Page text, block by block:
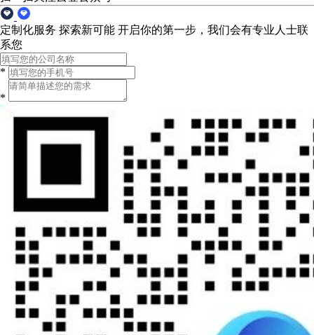
定制化服务 探索新可能 开启你的第一步，我们会有专业人士联
系您
*
*